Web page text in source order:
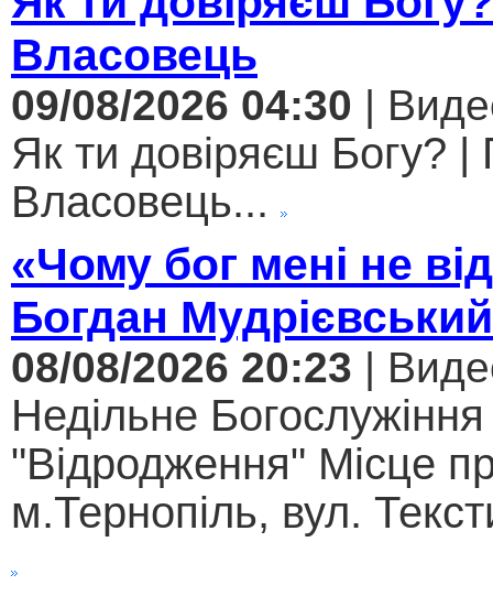
Власовець
09/08/2026 04:30 |
Як ти довіряєш Богу? |
Власовець...
«Чому бог мені не
Богдан Мудрієвський
08/08/2026 20:23 |
Недільне
"Відродження" Місце
м.Тернопіль, вул.